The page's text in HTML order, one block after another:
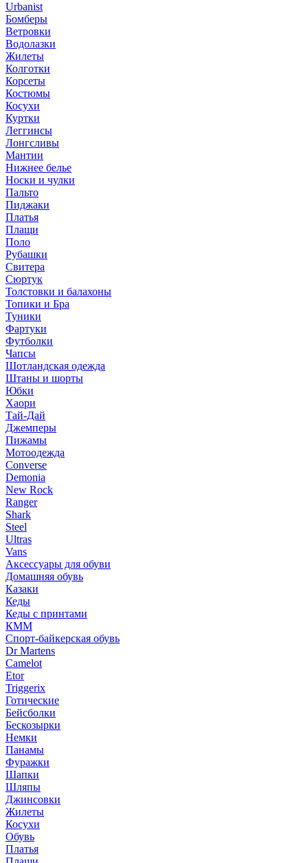
Urbanist
Бомберы
Ветровки
Водолазки
Жилеты
Колготки
Корсеты
Костюмы
Косухи
Куртки
Леггинсы
Лонгсливы
Мантии
Нижнее белье
Носки и чулки
Пальто
Пиджаки
Платья
Плащи
Поло
Рубашки
Свитера
Сюртук
Толстовки и балахоны
Топики и Бра
Туники
Фартуки
Футболки
Чапсы
Шотландская одежда
Штаны и шорты
Юбки
Хаори
Тай-Дай
Джемперы
Пижамы
Мотоодежда
Converse
Demonia
New Rock
Ranger
Shark
Steel
Ultras
Vans
Аксессуары для обуви
Домашняя обувь
Казаки
Кеды
Кеды с принтами
КММ
Спорт-байкерская обувь
Dr Martens
Camelot
Etor
Triggerix
Готические
Бейсболки
Бескозырки
Немки
Панамы
Фуражки
Шапки
Шляпы
Джинсовки
Жилеты
Косухи
Обувь
Платья